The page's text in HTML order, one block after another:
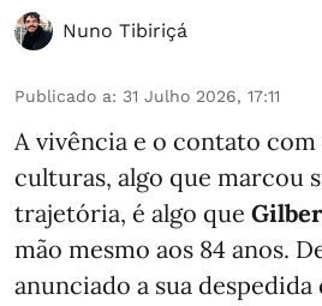
Nuno Tibiriçá
Publicado a: 31 Julho 2026, 17:11
A vivência e o contato
culturas, algo que marcou
trajetória, é algo que
mão mesmo aos 84 anos.
anunciado a sua despedida